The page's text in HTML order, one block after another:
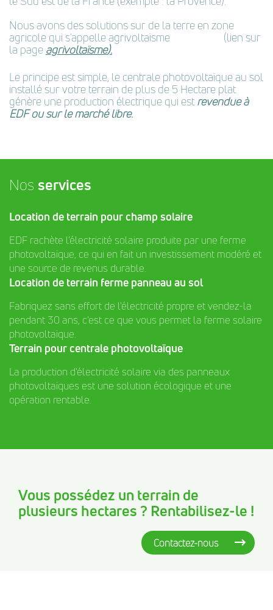
Nous avons des solutions sur de la terre en zone
agricole qui s'appelle agrivoltaïsme (lien sur
la page agrivoltaïsme).
Le principe est simple, le centrale photovoltaïque au sol
installé sur votre terrain de plus de 5 Hectare plat
génère une production électrique qui estrevendue à
EDF ou sur le marché libre.
Nos services
Location de terrain pour champ solaire
EDF rachète l'électricité solaire produite par une ferme
photovoltaïque, ce qui en fait un investissement modéré et
une source de revenus durable.
Location de terrain ferme panneau au sol
Fabriquez sans effort de l'électricité propre et vendez-la
pendant 30 ans, c'est ce que vous permet la ferme solaire
photovoltaïque.
Terrain pour centrale photovoltaïque
La production d'électricité solaire via des panneaux
photovoltaïques est une solution écologique et une
opération rentable.
Vous possédez un terrain de
plusieurs hectares ? Rentabilisez-le !
Contactez-nous